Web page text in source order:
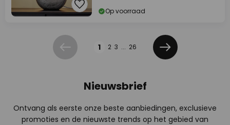
Op voorraad
Vorige 1 2 3 ... 26
Volgende
Nieuwsbrief
Ontvang als eerste onze beste aanbiedingen, exclusieve
promoties en de nieuwste trends op het gebied van